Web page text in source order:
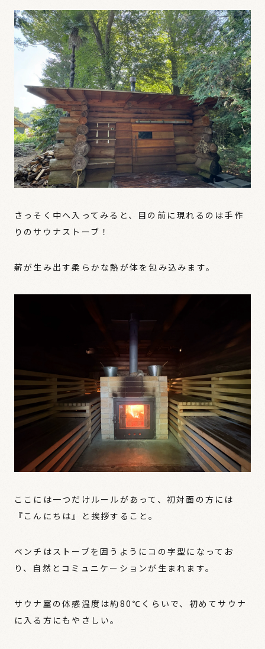
さっそく中へ入ってみると、目の前に現れるのは手作
りのサウナストーブ！
薪が生み出す柔らかな熱が体を包み込みます。
ここには一つだけルールがあって、初対面の方には
『こんにちは』と挨拶すること。
ベンチはストーブを囲うようにコの字型になってお
り、自然とコミュニケーションが生まれます。
サウナ室の体感温度は約80℃くらいで、初めてサウナ
に入る方にもやさしい。